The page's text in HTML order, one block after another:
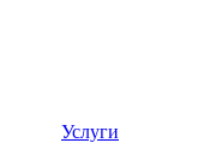
Услуги